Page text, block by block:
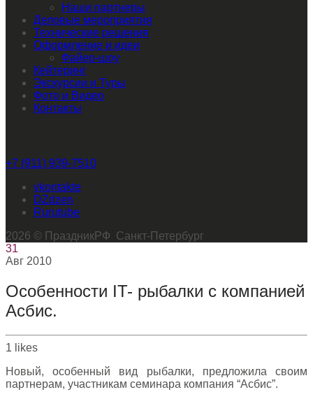
Наши партнеры
Деловые мероприятия
Технические решения
Оформление и идеи
Файер-шоу
Кейтеринг
Экскурсии и Туры
Фото и Видео
Контакты
+7 (911) 939-7510
vkontakte
dzen
rutube
2026 © ПраздникРФ Санкт-Петербург
31
Авг 2010
Особенности IT- рыбалки с компанией
Асбис.
1 likes
Новый, особенный вид рыбалки, предложила своим
партнерам, участникам семинара компания “Асбис”.